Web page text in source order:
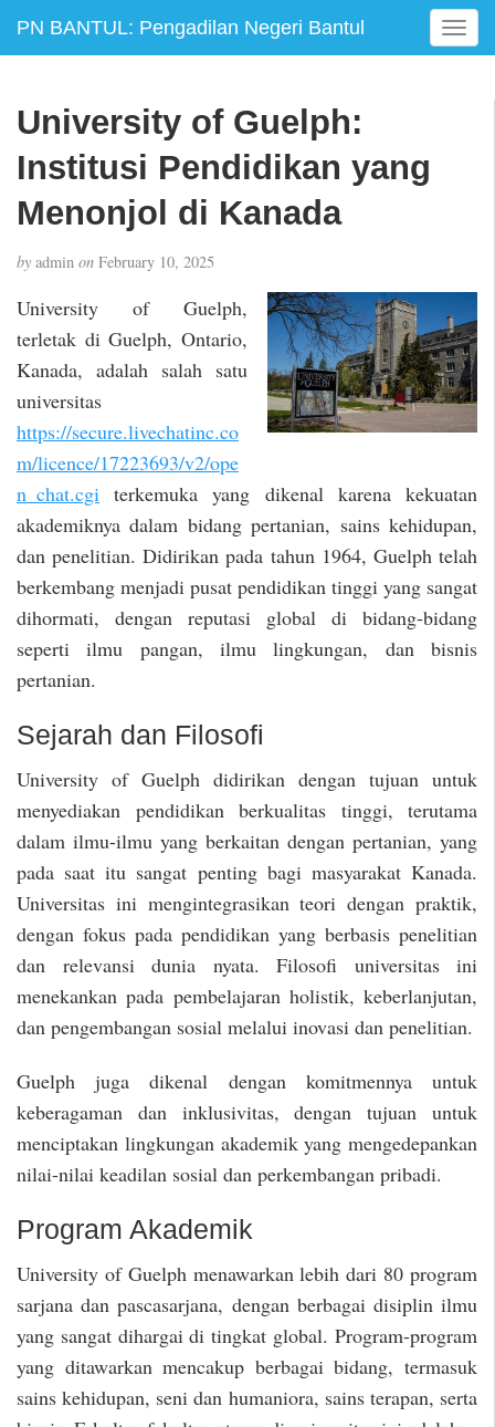
PN BANTUL: Pengadilan Negeri Bantul
T
o
a
t
i
o
n
University of Guelph:
Institusi Pendidikan yang
Menonjol di Kanada
by admin on February 10, 2025
University of Guelph,
terletak di Guelph, Ontario,
Kanada, adalah salah satu
universitas
https://secure.livechatinc.co
m/licence/17223693/v2/ope
n_chat.cgi terkemuka yang dikenal karena kekuatan
akademiknya dalam bidang pertanian, sains kehidupan,
dan penelitian. Didirikan pada tahun 1964, Guelph telah
berkembang menjadi pusat pendidikan tinggi yang sangat
dihormati, dengan reputasi global di bidang-bidang
seperti ilmu pangan, ilmu lingkungan, dan bisnis
pertanian.
Sejarah dan Filosofi
University of Guelph didirikan dengan tujuan untuk
menyediakan pendidikan berkualitas tinggi, terutama
dalam ilmu-ilmu yang berkaitan dengan pertanian, yang
pada saat itu sangat penting bagi masyarakat Kanada.
Universitas ini mengintegrasikan teori dengan praktik,
dengan fokus pada pendidikan yang berbasis penelitian
dan relevansi dunia nyata. Filosofi universitas ini
menekankan pada pembelajaran holistik, keberlanjutan,
dan pengembangan sosial melalui inovasi dan penelitian.
Guelph juga dikenal dengan komitmennya untuk
keberagaman dan inklusivitas, dengan tujuan untuk
menciptakan lingkungan akademik yang mengedepankan
nilai-nilai keadilan sosial dan perkembangan pribadi.
Program Akademik
University of Guelph menawarkan lebih dari 80 program
sarjana dan pascasarjana, dengan berbagai disiplin ilmu
yang sangat dihargai di tingkat global. Program-program
yang ditawarkan mencakup berbagai bidang, termasuk
sains kehidupan, seni dan humaniora, sains terapan, serta